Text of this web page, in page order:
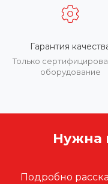
Гарантия
Только
оборудование
Нужна
Подробно